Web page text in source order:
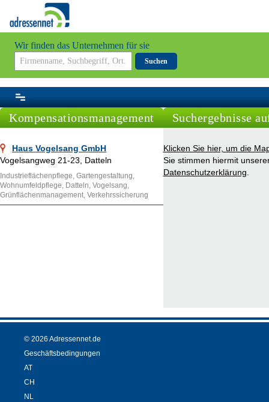
Wir finden das Unternehmen für sie
Suchen
Kompensationsmanagement
Haus Vogelsang GmbH
Vogelsangweg 21-23, Datteln
Industrieflächenpflege, Gartengestaltung,
Wohnumfeldpflege, Datteln, Vogelsang,
Grünflächenmanagement, Verkehrssicherung
Suchergebnisse
Klicken Sie hier, um die
Sie stimmen hiermit
Datenschutzerklärung
© 2026 Adressennet.de
Geschäftsbedingungen
AT
CH
NL